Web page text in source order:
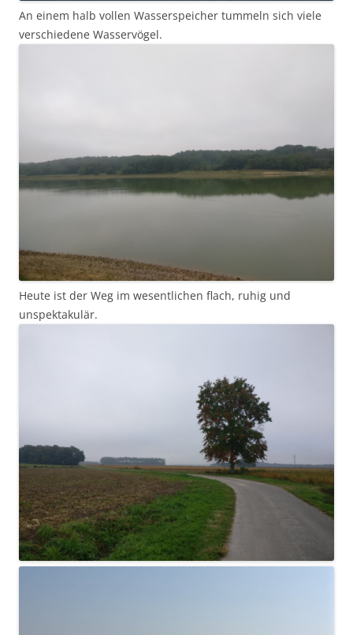
An einem halb vollen Wasserspeicher tummeln sich viele
verschiedene Wasservögel.
Heute ist der Weg im wesentlichen flach, ruhig und
unspektakulär.